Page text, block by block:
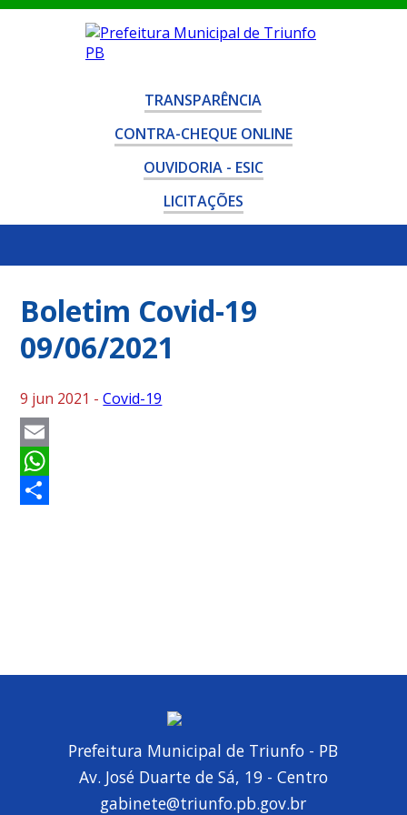
TRANSPARÊNCIA
CONTRA-CHEQUE ONLINE
OUVIDORIA - ESIC
LICITAÇÕES
Boletim Covid-19
09/06/2021
9 jun 2021 -Covid-19
Email
WhatsApp
Prefeitura Municipal de Triunfo - PB
Av. José Duarte de Sá, 19 - Centro
gabinete@triunfo.pb.gov.br